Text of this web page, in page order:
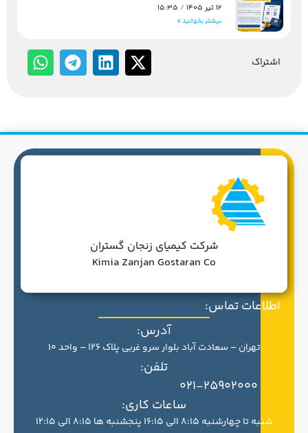
اشتراک
12 تیر 1405
بیشتر بخوانید »
اطلاعات تماس:
آدرس:
تهران – سعادت آباد بلوار سرو غربی پلاک 126 – واحد 10
تلفن:
021-25902000
ساعات کاری:
شنبه تا چهارشنبه 8:15 الی 16:15 پنجشنبه ها 8:15 الی 12:15
شرکت کیمیای زنجان گستران
Kimia Zanjan Gostaran Co